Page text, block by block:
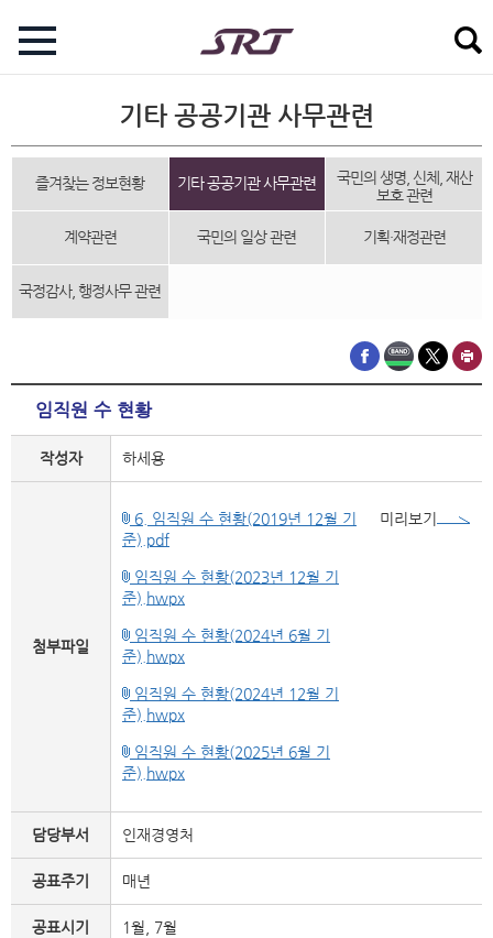
기타 공공기관 사무관련
즐겨찾는 정보현황 기타 공공기관 사무관련
국민의 생명, 신체, 재산
보호 관련
계약관련 국민의 일상 관련 기획·재정관련
국정감사, 행정사무 관련
임직원 수 현황
작성자 하세용
첨부파일
6. 임직원 수 현황(2019년 12월 기
준).pdf
미리보기
임직원 수 현황(2023년 12월 기
준).hwpx
임직원 수 현황(2024년 6월 기
준).hwpx
임직원 수 현황(2024년 12월 기
준).hwpx
임직원 수 현황(2025년 6월 기
준).hwpx
담당부서 인재경영처
공표주기 매년
공표시기 1월, 7월